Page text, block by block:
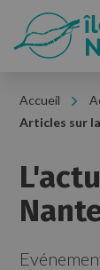
Accueil
Articles sur
Panneau de